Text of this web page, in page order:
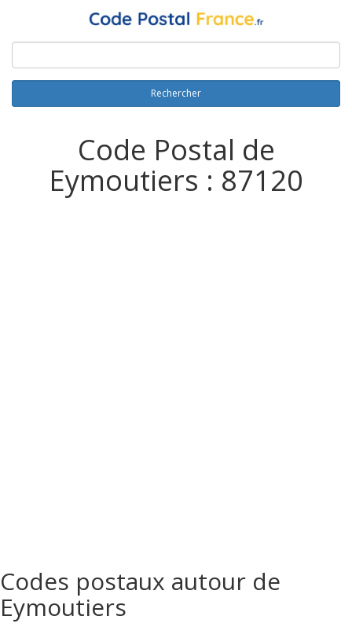
Rechercher
Code Postal de
Eymoutiers : 87120
Codes postaux autour de
Eymoutiers